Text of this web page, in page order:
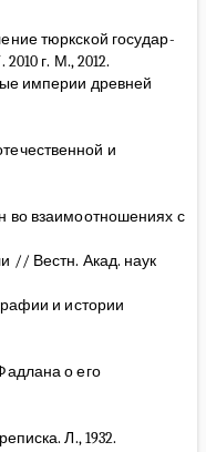
тюркской государ-
г. М., 2012.
империи древней
и
во взаимоотношениях с
// Вестн. Акад. наук
и истории
о его
Л., 1932.